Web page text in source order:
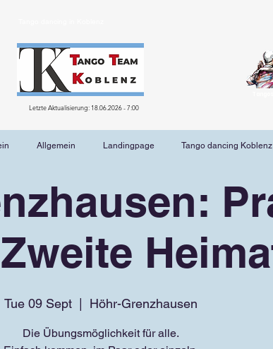
Letzte Aktualisierung: 18.06.2026 - 7:00
Allgemein Landingpage Tango dancing Koblenz
Tue 09 Sept Höhr-Grenzhausen
Die Übungsmöglichkeit für alle.